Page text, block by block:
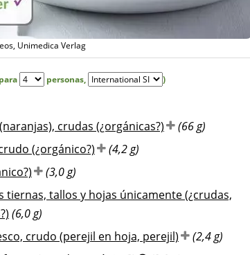
Unimedica Verlag
personas, )
crudas (¿orgánicas?)
(66 g)
(¿orgánico?)
(4,2 g)
(3,0 g)
tiernas, tallos y hojas únicamente (¿crudas,
(6,0 g)
crudo (perejil en hoja, perejil)
(2,4 g)